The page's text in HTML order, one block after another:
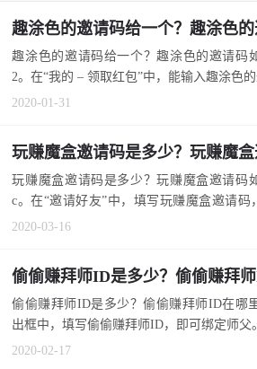
趣涂色的邀请码给一个？趣涂色的
趣涂色的邀请码给一个？趣涂色的邀请码
2。在“我的 – 领取红包”中，能输入趣涂色
2020-01-31
玩赚魔盒邀请码是多少？玩赚魔盒
玩赚魔盒邀请码是多少？玩赚魔盒邀请码
c。在“邀请好友”中，填写玩赚魔盒邀请码
p...
2020-03-16
偷偷赚拜师ID是多少？偷偷赚拜师
偷偷赚拜师ID是多少？偷偷赚拜师ID在哪
出框中，填写偷偷赚拜师ID，即可绑定师父
2020-02-17